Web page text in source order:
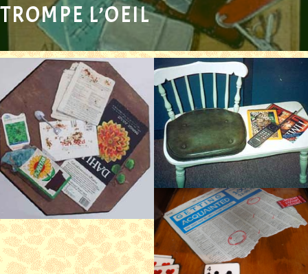
TROMPE L’OEIL